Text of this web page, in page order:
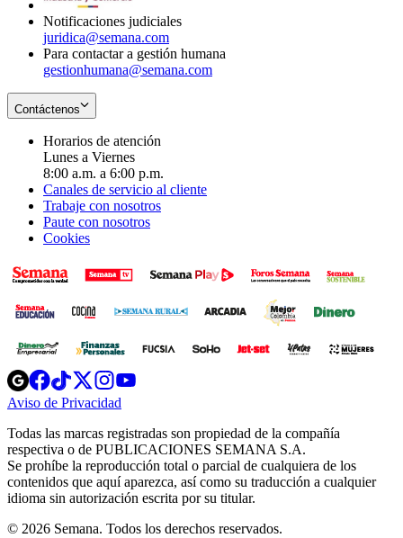
Notificaciones judiciales
juridica@semana.com
Para contactar a gestión humana
gestionhumana@semana.com
Contáctenos
Horarios de atención
Lunes a Viernes
8:00 a.m. a 6:00 p.m.
Canales de servicio al cliente
Trabaje con nosotros
Paute con nosotros
Cookies
Opens
in
new
Opens
in
new
Opens
in
new
window
Opens
new
windowwindow
Aviso de Privacidad
new
window
Todas las marcas registradas son propiedad de la compañía
respectiva o de PUBLICACIONES SEMANA S.A.
Se prohíbe la reproducción total o parcial de cualquiera de los
contenidos que aquí aparezca, así como su traducción a cualquier
idioma sin autorización escrita por su titular.
© 2026 Semana. Todos los derechos reservados.